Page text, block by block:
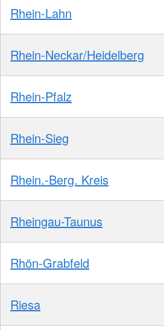
Rhein-Lahn
Rhein-Neckar/Heidelberg
Rhein-Pfalz
Rhein-Sieg
Rhein.-Berg. Kreis
Rheingau-Taunus
Rhön-Grabfeld
Riesa